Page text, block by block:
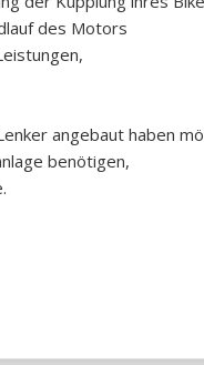
des Motors
angebaut haben
benötigen,